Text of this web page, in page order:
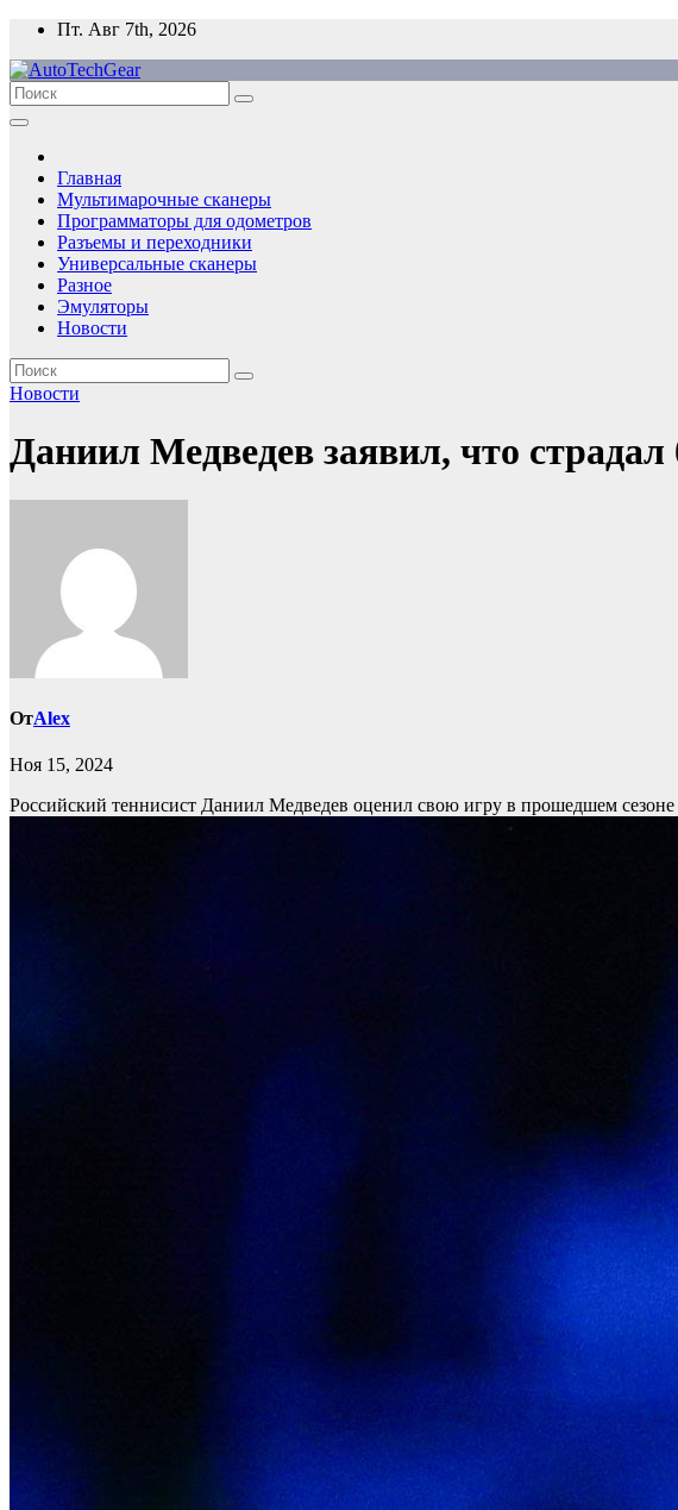
Перейти
содержимому
Пт. Авг 7th, 2026
Главная
Мультимарочные сканеры
Программаторы для одометров
Разъемы и переходники
Универсальные сканеры
Разное
Эмуляторы
Новости
Новости
Даниил Медведев заявил, что
ОтAlex
Ноя 15, 2024
Российский теннисист Даниил Медведев оценил свою игру в прошедшем сезоне